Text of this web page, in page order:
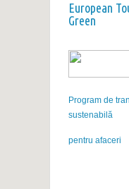
European
Green
Program de
sustenabilă
pentru afaceri